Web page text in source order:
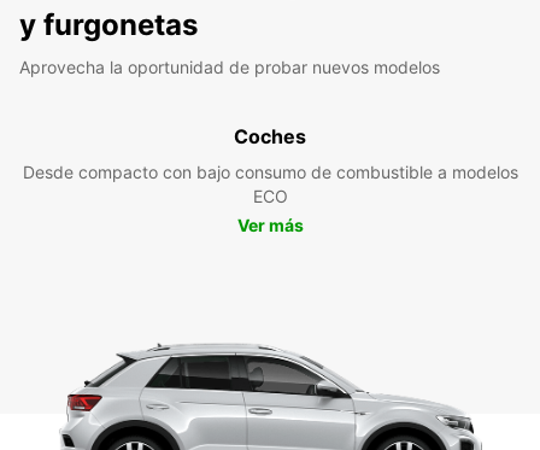
y furgonetas
Aprovecha la oportunidad de probar nuevos modelos
Coches
Desde compacto con bajo consumo de combustible a modelos
ECO
Ver más